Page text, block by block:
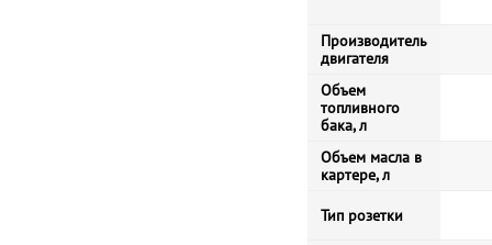
Производитель
двигателя
Объем
топливного
бака, л
Объем масла в
картере, л
Тип розетки